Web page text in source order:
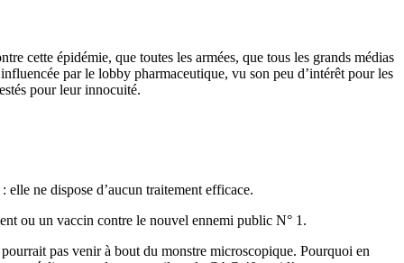
cette épidémie, que toutes les armées, que tous les grands médias
par le lobby pharmaceutique, vu son peu d’intérêt pour les
pour leur innocuité.
ne dispose d’aucun traitement efficace.
ou un vaccin contre le nouvel ennemi public N° 1.
pas venir à bout du monstre microscopique. Pourquoi en